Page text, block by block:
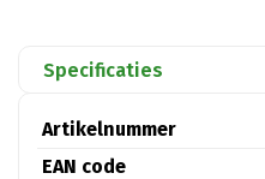
Specificaties
Artikelnummer
EAN code